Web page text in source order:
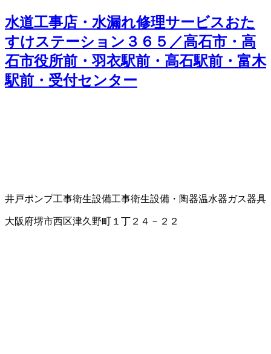
水道工事店・水漏れ修理サービスおた
すけステーション３６５／高石市・高
石市役所前・羽衣駅前・高石駅前・富木
駅前・受付センター
井戸ポンプ工事衛生設備工事衛生設備・陶器温水器ガス器具
大阪府堺市西区津久野町１丁２４－２２